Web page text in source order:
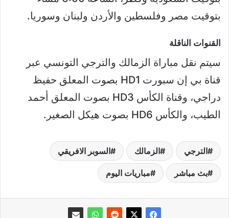
بتوقيت مصر وفلسطين والأردن ولبنان وسوريا.
القنوات الناقلة
سيتم نقل مباراة الزمالك والترجي التونسي عبر
قناة بي إن سبورت HD1 بصوت المعلق حفيظ
دراجي، وقناة الكأس HD3 بصوت المعلق أحمد
الطيب، والكأس HD6 بصوت هيكل الصغير.
الترجي الزمالك السوبر الافريقي
بث مباشر مباريات اليوم